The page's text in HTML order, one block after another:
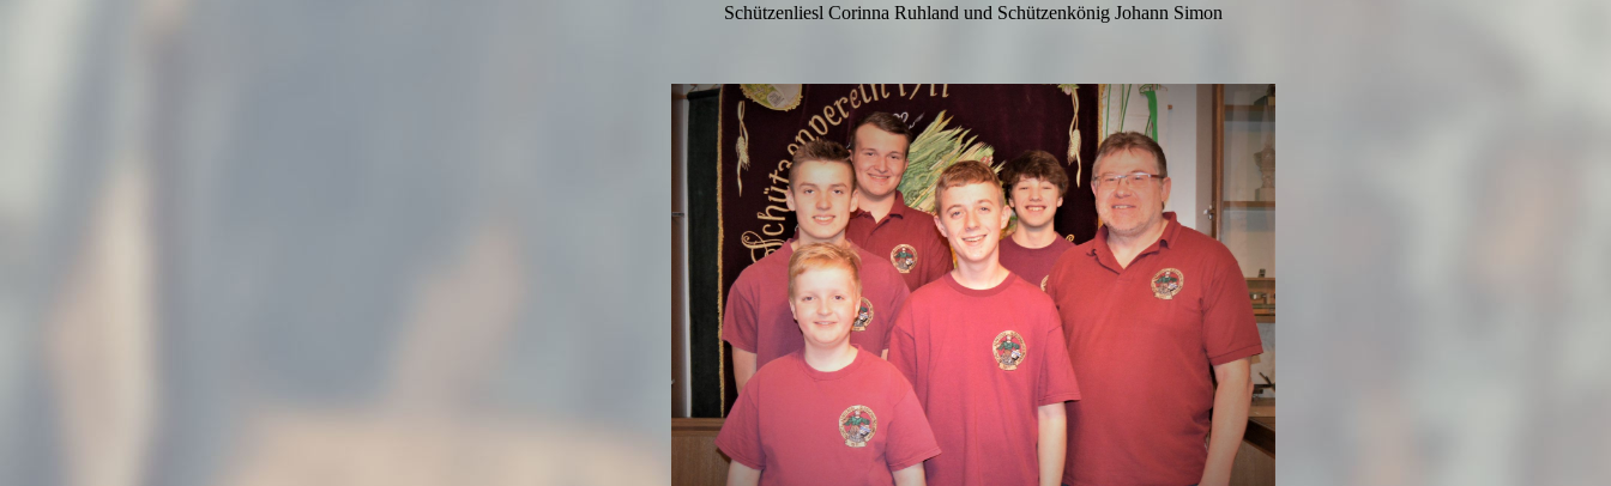
Schützenliesl Corinna Ruhland und Schützenkönig Johann Simon